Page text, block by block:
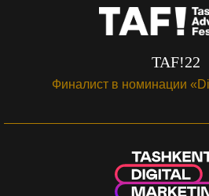
TAF!22
Финалист в номинации